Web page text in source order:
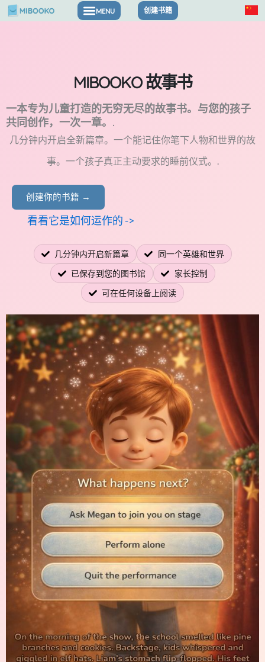
跳
创建书籍
MIBOOKO 故事书
一本专为儿童打造的无穷无尽的故事书。与您的孩子
共同创作，一次一章。.
几分钟内开启全新篇章。一个能记住你笔下人物和世界的故
事。一个孩子真正主动要求的睡前仪式。.
创建你的书籍 →
看看它是如何运作的 ->
几分钟内开启新篇章
同一个英雄和世界
已保存到您的图书馆
家长控制
可在任何设备上阅读